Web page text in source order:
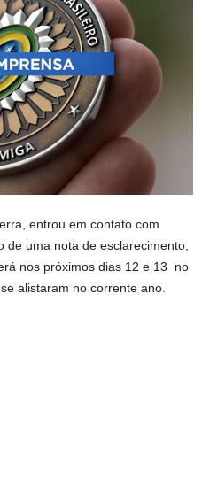
entrou em contato com
de uma nota de esclarecimento,
nos próximos dias 12 e 13 no
alistaram no corrente ano.